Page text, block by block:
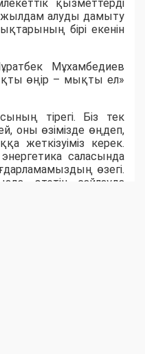
қызметтерді
алуды дамыту
бірі екенін
Мұхамбедиев
өңір – мықты ел»
тірегі. Біз тек
оны өзімізде өңдеп,
жеткізуіміз керек.
саласында
өзегі.
өтетін сайлауда